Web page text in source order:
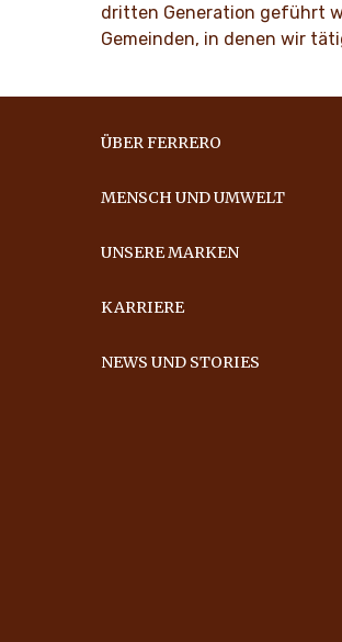
dritten Generation geführt
Gemeinden, in denen wir
ÜBER FERRERO
MENSCH UND UMWELT
UNSERE MARKEN
KARRIERE
NEWS UND STORIES